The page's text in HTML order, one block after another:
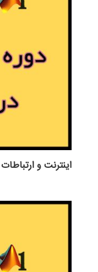
اينترنت و ارتباطات